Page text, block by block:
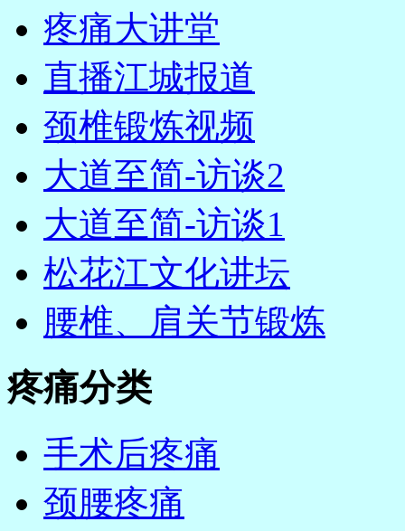
疼痛大讲堂
直播江城报道
颈椎锻炼视频
大道至简-访谈2
大道至简-访谈1
松花江文化讲坛
腰椎、肩关节锻炼
疼痛分类
手术后疼痛
颈腰疼痛